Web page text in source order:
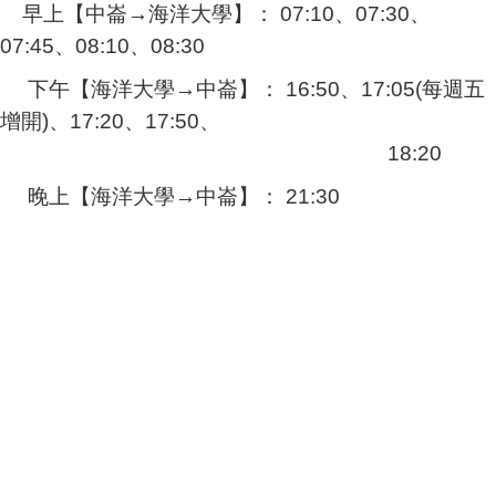
早上【中崙→海洋大學】：
07:10、 07:30、
07:45、 08:10、 08:30
下午【海洋大學→中崙】：
16:50、 17:05(每週五
增開)、 17:20、 17:50、
18:20
晚上【海洋大學→中崙】：
21:30